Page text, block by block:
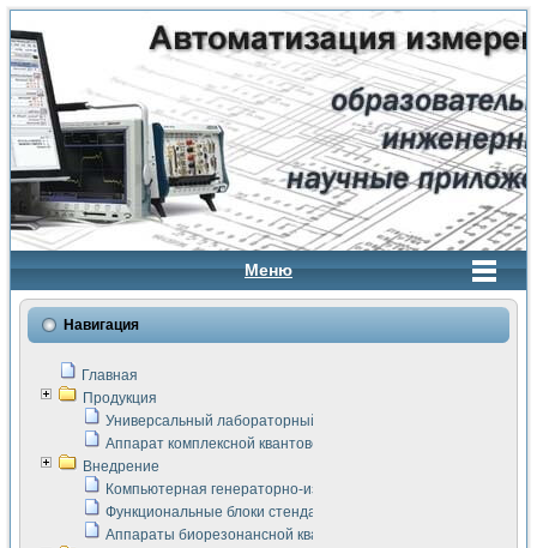
Меню
Навигация
Главная
Продукция
Универсальный лабораторный стенд "Сигнал-USB"
Аппарат комплексной квантовой терапии Интроскан
Внедрение
Компьютерная генераторно-измерительная система
Функциональные блоки стенда "Сигнал-USB"
Аппараты биорезонансной квантовой терапии серии СКАН